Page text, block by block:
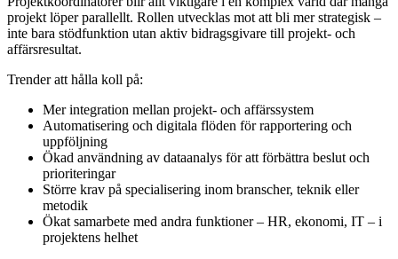
projekt löper parallellt. Rollen utvecklas mot att bli mer strategisk –
inte bara stödfunktion utan aktiv bidragsgivare till projekt‑ och
affärsresultat.
Trender att hålla koll på:
Mer integration mellan projekt- och affärssystem
Automatisering och digitala flöden för rapportering och
uppföljning
Ökad användning av dataanalys för att förbättra beslut och
prioriteringar
Större krav på specialisering inom branscher, teknik eller
metodik
Ökat samarbete med andra funktioner – HR, ekonomi, IT – i
projektens helhet